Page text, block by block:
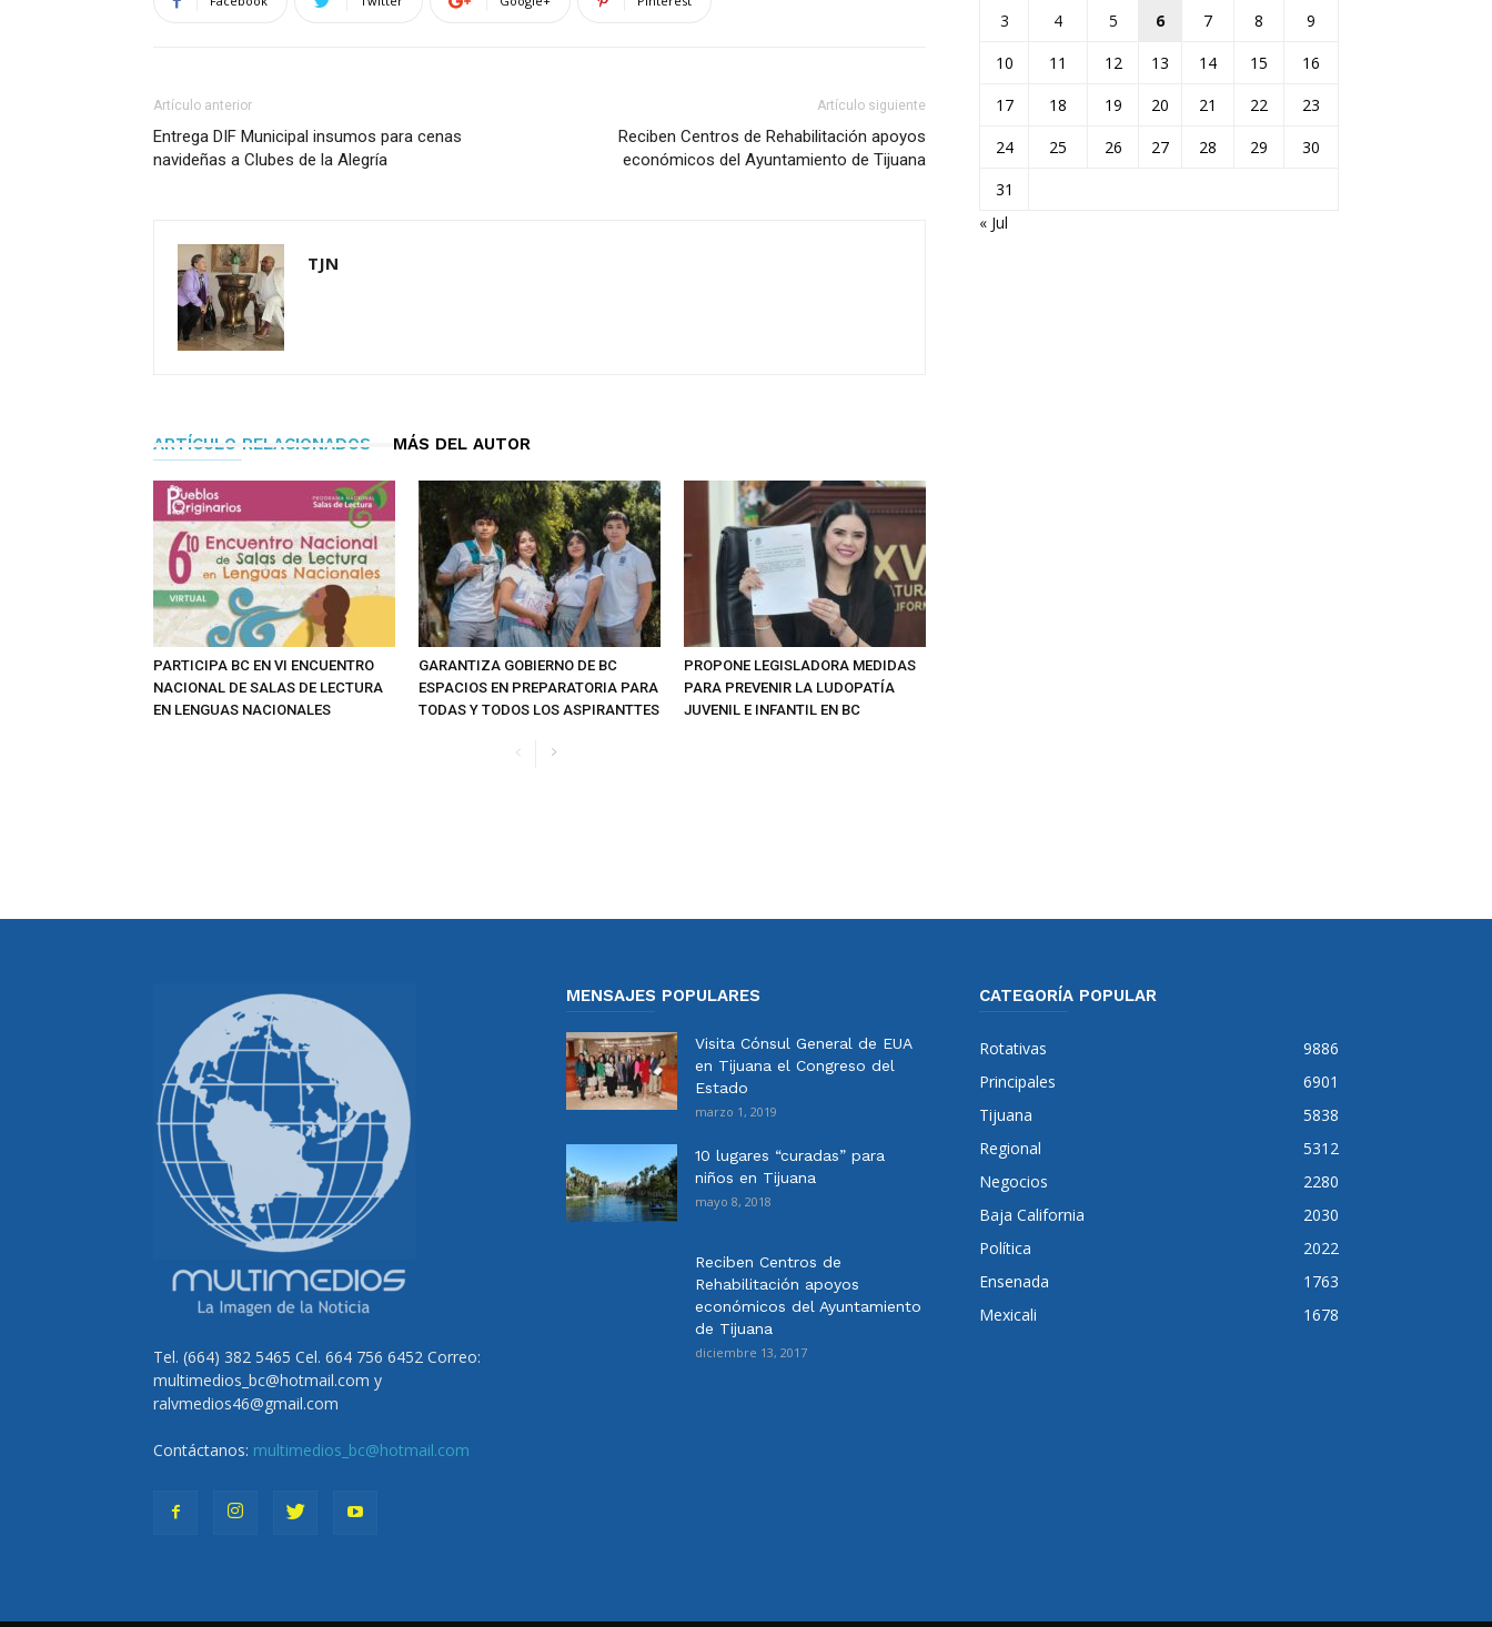
Artículo anterior
Entrega DIF Municipal insumos para cenas
navideñas a Clubes de la Alegría
Artículo siguiente
Reciben Centros de Rehabilitación apoyos
económicos del Ayuntamiento de Tijuana
TJN
ARTÍCULO RELACIONADOS MÁS DEL AUTOR
PARTICIPA BC EN VI ENCUENTRO
NACIONAL DE SALAS DE LECTURA
EN LENGUAS NACIONALES
GARANTIZA GOBIERNO DE BC
ESPACIOS EN PREPARATORIA PARA
TODAS Y TODOS LOS ASPIRANTTES
PROPONE LEGISLADORA MEDIDAS
PARA PREVENIR LA LUDOPATÍA
JUVENIL E INFANTIL EN BC
3
4 5 6 7 8
9
10
11 12 13 14 15
16
17
18 19 20 21 22
23
24
25 26 27 28 29
30
31
« Jul
Tel. (664) 382 5465 Cel. 664 756 6452 Correo:
multimedios_bc@hotmail.com y
ralvmedios46@gmail.com
Contáctanos: multimedios_bc@hotmail.com
MENSAJES POPULARES
Visita Cónsul General de EUA
en Tijuana el Congreso del
Estado
marzo 1, 2019
10 lugares “curadas” para
niños en Tijuana
mayo 8, 2018
Reciben Centros de
Rehabilitación apoyos
económicos del Ayuntamiento
de Tijuana
diciembre 13, 2017
CATEGORÍA POPULAR
Rotativas
9886
Principales
6901
Tijuana
5838
Regional
5312
Negocios
2280
Baja California
2030
Política
2022
Ensenada
1763
Mexicali
1678